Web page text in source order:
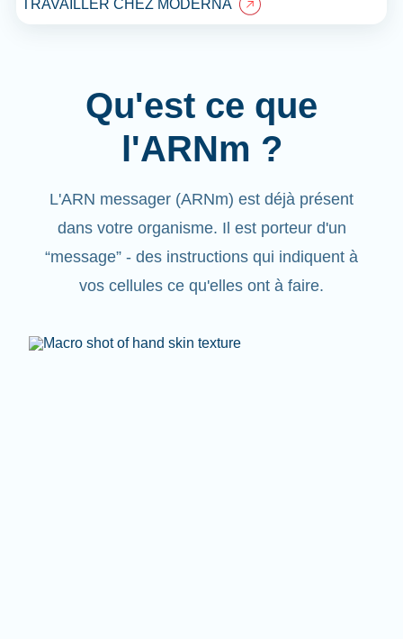
TRAVAILLER CHEZ MODERNA
Qu'est ce que
l'ARNm ?
L'ARN messager (ARNm) est déjà présent
dans votre organisme. Il est porteur d'un
“message” - des instructions qui indiquent à
vos cellules ce qu'elles ont à faire.